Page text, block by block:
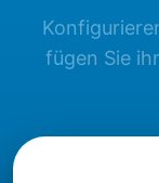
fügen Sie